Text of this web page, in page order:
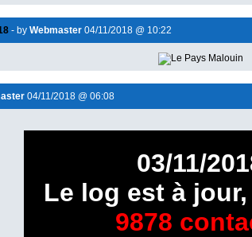
- by Webmaster 04/11/2018 @ 10:22
04/11/2018 @ 06:08
03/11/
Le log est à jour,
9878